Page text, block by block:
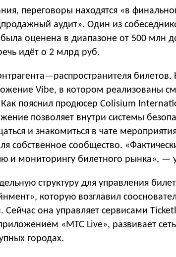
переговоры находятся «в
аудит». Один из
была оценена в диапазоне от 500 млн
идёт о 2 млрд руб.
Vibe, в котором реализованы
пояснил продюсер Colisium
позволяет внутри системы
и знакомиться в чате
собственное сообщество.
и мониторингу билетного рынка», —
структуру для управления
которую возглавил
она управляет сервисами
«МТС Live», развивает сеть
городах.